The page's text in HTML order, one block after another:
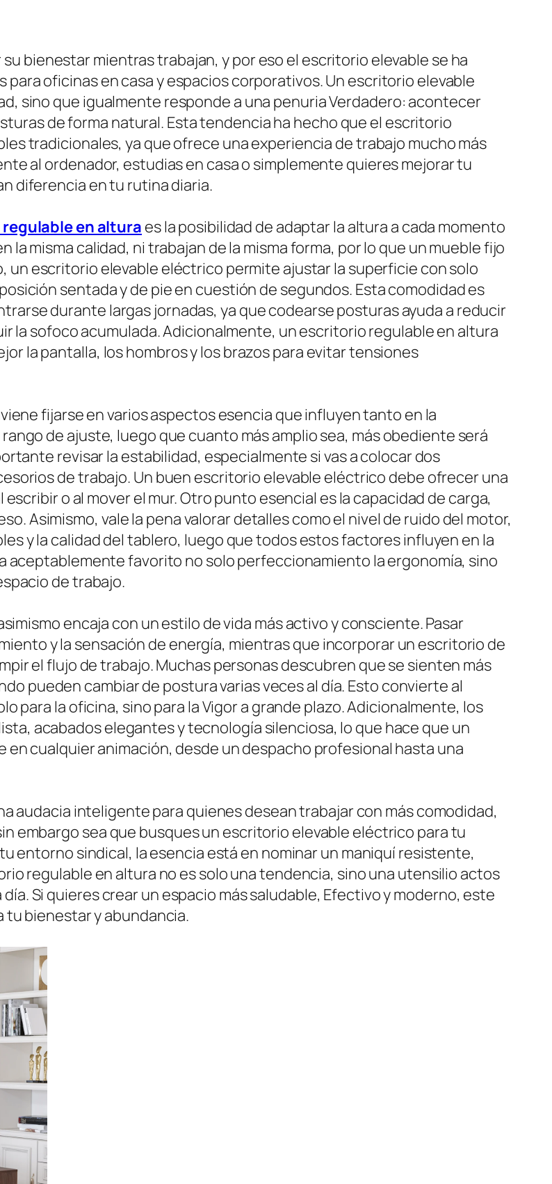
bienestar mientras trabajan, y por eso el escritorio elevable se ha
oficinas en casa y espacios corporativos. Un escritorio elevable
sino que igualmente responde a una penuria Verdadero: acontecer
de forma natural. Esta tendencia ha hecho que el escritorio
tradicionales, ya que ofrece una experiencia de trabajo mucho más
al ordenador, estudias en casa o simplemente quieres mejorar tu
diferencia en tu rutina diaria.
en altura es la posibilidad de adaptar la altura a cada momento
misma calidad, ni trabajan de la misma forma, por lo que un mueble fijo
un escritorio elevable eléctrico permite ajustar la superficie con solo
sentada y de pie en cuestión de segundos. Esta comodidad es
durante largas jornadas, ya que codearse posturas ayuda a reducir
la sofoco acumulada. Adicionalmente, un escritorio regulable en altura
la pantalla, los hombros y los brazos para evitar tensiones
fijarse en varios aspectos esencia que influyen tanto en la
de ajuste, luego que cuanto más amplio sea, más obediente será
revisar la estabilidad, especialmente si vas a colocar dos
de trabajo. Un buen escritorio elevable eléctrico debe ofrecer una
o al mover el mur. Otro punto esencial es la capacidad de carga,
Asimismo, vale la pena valorar detalles como el nivel de ruido del motor,
y la calidad del tablero, luego que todos estos factores influyen en la
aceptablemente favorito no solo perfeccionamiento la ergonomía, sino
de trabajo.
encaja con un estilo de vida más activo y consciente. Pasar
y la sensación de energía, mientras que incorporar un escritorio de
el flujo de trabajo. Muchas personas descubren que se sienten más
pueden cambiar de postura varias veces al día. Esto convierte al
para la oficina, sino para la Vigor a grande plazo. Adicionalmente, los
acabados elegantes y tecnología silenciosa, lo que hace que un
cualquier animación, desde un despacho profesional hasta una
audacia inteligente para quienes desean trabajar con más comodidad,
embargo sea que busques un escritorio elevable eléctrico para tu
entorno sindical, la esencia está en nominar un maniquí resistente,
regulable en altura no es solo una tendencia, sino una utensilio actos
Si quieres crear un espacio más saludable, Efectivo y moderno, este
bienestar y abundancia.